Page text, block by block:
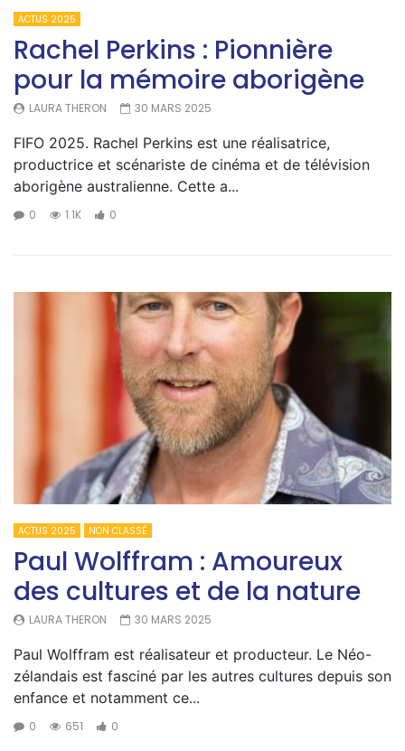
ACTUS 2025
Rachel Perkins : Pionnière
pour la mémoire aborigène
LAURA THERON 30 MARS 2025
FIFO 2025. Rachel Perkins est une réalisatrice,
productrice et scénariste de cinéma et de télévision
aborigène australienne. Cette a...
0 1.1K 0
ACTUS 2025 NON CLASSÉ
Paul Wolffram : Amoureux
des cultures et de la nature
LAURA THERON 30 MARS 2025
Paul Wolffram est réalisateur et producteur. Le Néo-
zélandais est fasciné par les autres cultures depuis son
enfance et notamment ce...
0 651 0